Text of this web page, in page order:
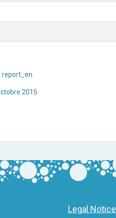
report_en
2015
Legal Notice